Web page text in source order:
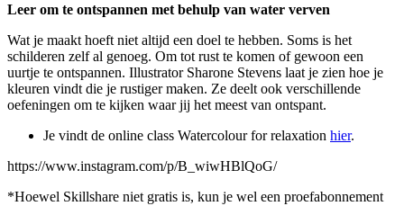
Leer om te ontspannen met behulp van water verven
Wat je maakt hoeft niet altijd een doel te hebben. Soms is het
schilderen zelf al genoeg. Om tot rust te komen of gewoon een
uurtje te ontspannen. Illustrator Sharone Stevens laat je zien hoe je
kleuren vindt die je rustiger maken. Ze deelt ook verschillende
oefeningen om te kijken waar jij het meest van ontspant.
Je vindt de online class Watercolour for relaxation hier.
https://www.instagram.com/p/B_wiwHBlQoG/
*Hoewel Skillshare niet gratis is, kun je wel een proefabonnement